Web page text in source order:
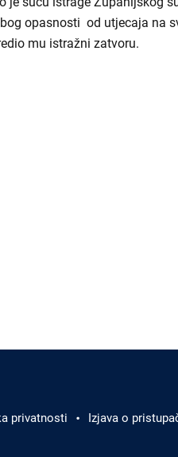
ŽDO
ŽDO
opasnosti od utjecaja na
mu istražni zatvoru.
privatnosti Izjava o